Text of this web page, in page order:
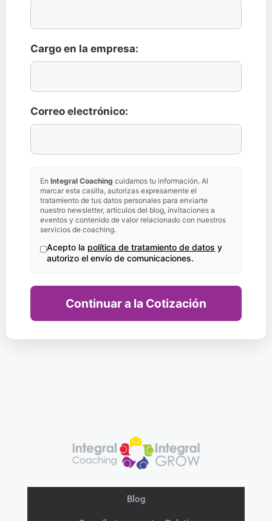
Cargo en la empresa:
Correo electrónico:
En Integral Coaching cuidamos tu información. Al
marcar esta casilla, autorizas expresamente el
tratamiento de tus datos personales para enviarte
nuestro newsletter, artículos del blog, invitaciones a
eventos y contenido de valor relacionado con nuestros
servicios de coaching.
Acepto la política de tratamiento de datos y
autorizo el envío de comunicaciones.
Continuar a la Cotización
Blog